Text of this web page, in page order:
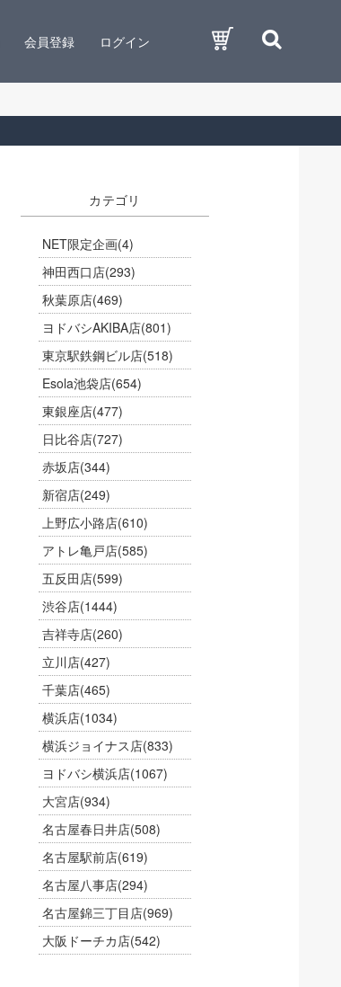
会員登録 ログイン
カテゴリ
NET限定企画(4)
神田西口店(293)
秋葉原店(469)
ヨドバシAKIBA店(801)
東京駅鉄鋼ビル店(518)
Esola池袋店(654)
東銀座店(477)
日比谷店(727)
赤坂店(344)
新宿店(249)
上野広小路店(610)
アトレ亀戸店(585)
五反田店(599)
渋谷店(1444)
吉祥寺店(260)
立川店(427)
千葉店(465)
横浜店(1034)
横浜ジョイナス店(833)
ヨドバシ横浜店(1067)
大宮店(934)
名古屋春日井店(508)
名古屋駅前店(619)
名古屋八事店(294)
名古屋錦三丁目店(969)
大阪ドーチカ店(542)